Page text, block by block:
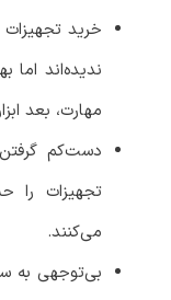
خرید تجهیزات
ندیدهاند اما
مهارت، بعد
دستکم گرفتن
تجهیزات را
میکنند.
بیتوجهی به